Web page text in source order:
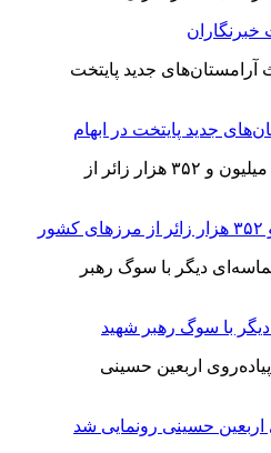
خبرنگاران
جدید پایتخت در ابهام
اربعین حسینی رونمایی شد